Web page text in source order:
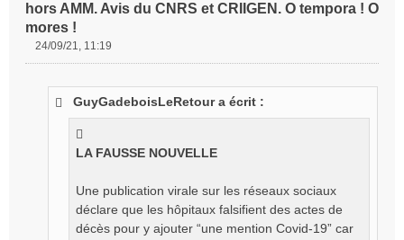
hors AMM. Avis du CNRS et CRIIGEN. O tempora ! O
mores !
24/09/21, 11:19
GuyGadeboisLeRetour a écrit :
LA FAUSSE NOUVELLE
Une publication virale sur les réseaux sociaux
déclare que les hôpitaux falsifient des actes de
décès pour y ajouter “une mention Covid-19” car